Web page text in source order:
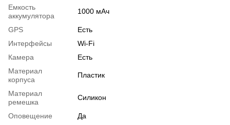
Емкость
аккумулятора
1000 мАч
GPS
Есть
Интерфейсы
Wi-Fi
Камера
Есть
Материал
корпуса
Пластик
Материал
ремешка
Силикон
Оповещение
Да